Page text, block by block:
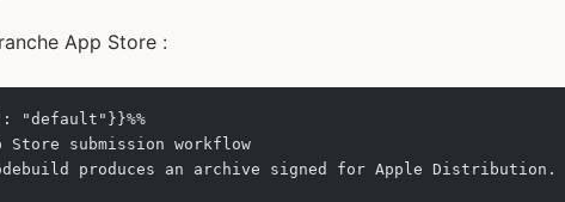
App Store :
"default"}}%%
Store submission workflow
produces an archive signed for Apple